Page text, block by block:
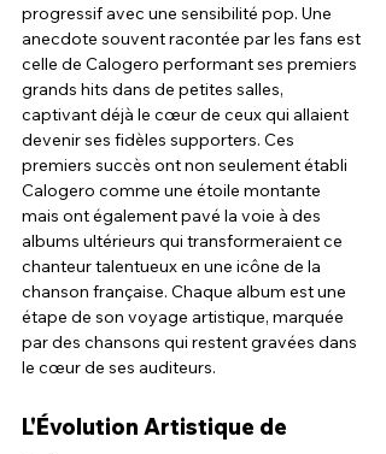
progressif avec une sensibilité pop. Une
anecdote souvent racontée par les fans est
celle de Calogero performant ses premiers
grands hits dans de petites salles,
captivant déjà le cœur de ceux qui allaient
devenir ses fidèles supporters. Ces
premiers succès ont non seulement établi
Calogero comme une étoile montante
mais ont également pavé la voie à des
albums ultérieurs qui transformeraient ce
chanteur talentueux en une icône de la
chanson française. Chaque album est une
étape de son voyage artistique, marquée
par des chansons qui restent gravées dans
le cœur de ses auditeurs.
L'Évolution Artistique de